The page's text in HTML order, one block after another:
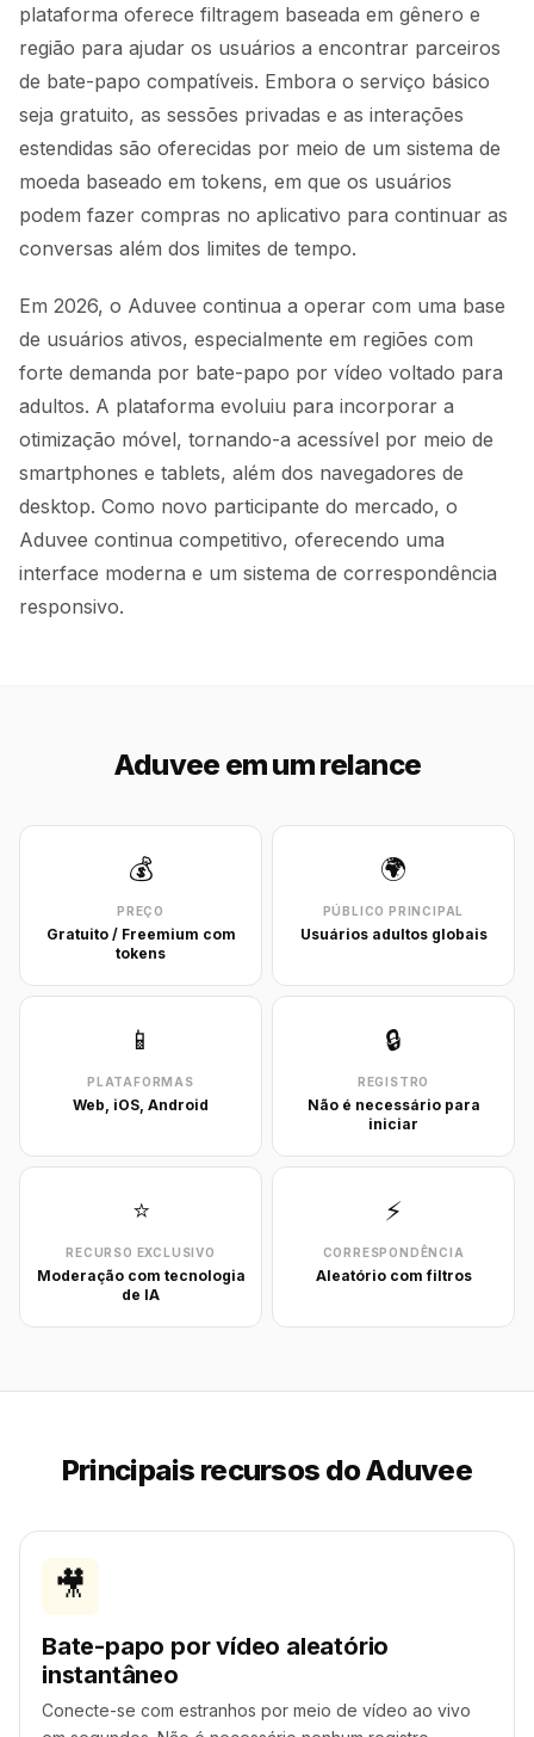
plataforma oferece filtragem baseada em gênero e
região para ajudar os usuários a encontrar parceiros
de bate-papo compatíveis. Embora o serviço básico
seja gratuito, as sessões privadas e as interações
estendidas são oferecidas por meio de um sistema de
moeda baseado em tokens, em que os usuários
podem fazer compras no aplicativo para continuar as
conversas além dos limites de tempo.
Em 2026, o Aduvee continua a operar com uma base
de usuários ativos, especialmente em regiões com
forte demanda por bate-papo por vídeo voltado para
adultos. A plataforma evoluiu para incorporar a
otimização móvel, tornando-a acessível por meio de
smartphones e tablets, além dos navegadores de
desktop. Como novo participante do mercado, o
Aduvee continua competitivo, oferecendo uma
interface moderna e um sistema de correspondência
responsivo.
Aduvee em um relance
💰
PREÇO
Gratuito / Freemium com
tokens
🌍
PÚBLICO PRINCIPAL
Usuários adultos globais
📱
PLATAFORMAS
Web, iOS, Android
🔒
REGISTRO
Não é necessário para
iniciar
⭐
RECURSO EXCLUSIVO
Moderação com tecnologia
de IA
⚡
CORRESPONDÊNCIA
Aleatório com filtros
Principais recursos do Aduvee
🎥
Bate-papo por vídeo aleatório
instantâneo
Conecte-se com estranhos por meio de vídeo ao vivo